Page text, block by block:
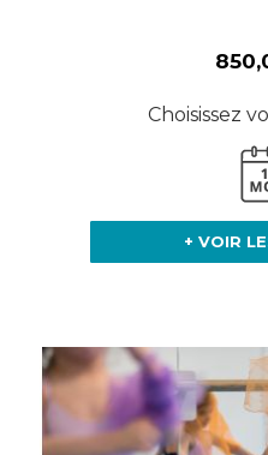
Choisissez
+ VOIR